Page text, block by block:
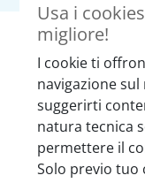
Usa i
migliore!
I cookie ti
navigazione
suggerirti
natura tecnica
permettere il
Solo previo tuo
Prodotti
perdere